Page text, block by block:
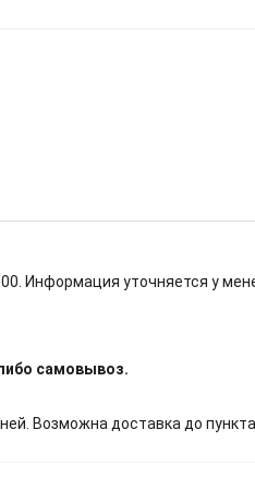
Информация уточняется у
самовывоз.
Возможна доставка до